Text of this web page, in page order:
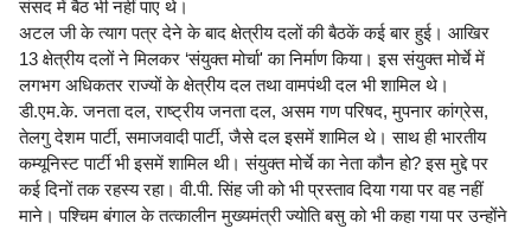
संसद में बैठ भी नहीं पाए थे।
अटल जी के त्याग पत्र देने के बाद क्षेत्रीय दलों की बैठकें कई बार हुई। आखिर
13 क्षेत्रीय दलों ने मिलकर ‘संयुक्त मोर्चा' का निर्माण किया। इस संयुक्त मोर्चे में
लगभग अधिकतर राज्यों के क्षेत्रीय दल तथा वामपंथी दल भी शामिल थे।
डी.एम.के. जनता दल, राष्ट्रीय जनता दल, असम गण परिषद, मुपनार कांग्रेस,
तेलगु देशम पार्टी, समाजवादी पार्टी, जैसे दल इसमें शामिल थे। साथ ही भारतीय
कम्यूनिस्ट पार्टी भी इसमें शामिल थी। संयुक्त मोर्चे का नेता कौन हो? इस मुद्दे पर
कई दिनों तक रहस्य रहा। वी.पी. सिंह जी को भी प्रस्ताव दिया गया पर वह नहीं
माने। पश्चिम बंगाल के तत्कालीन मुख्यमंत्री ज्योति बसु को भी कहा गया पर उन्होंने